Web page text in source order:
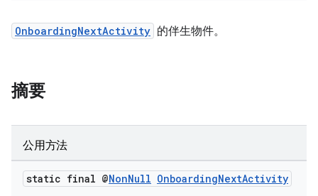
OnboardingNextActivity 的伴生物件。
摘要
公用方法
static final @NonNull OnboardingNextActivity